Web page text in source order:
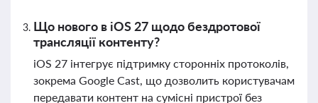
Що нового в iOS 27 щодо бездротової
трансляції контенту?
iOS 27 інтегрує підтримку сторонніх протоколів,
зокрема Google Cast, що дозволить користувачам
передавати контент на сумісні пристрої без